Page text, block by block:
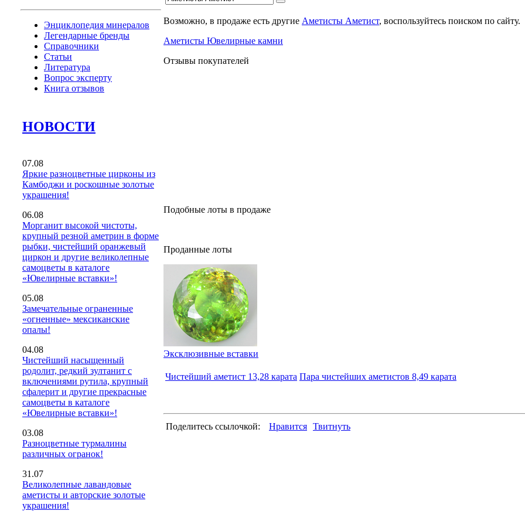
Энциклопедия минералов
Легендарные бренды
Справочники
Статьи
Литература
Вопрос эксперту
Книга отзывов
НОВОСТИ
07.08
Яркие разноцветные цирконы из
Камбоджи и роскошные золотые
украшения!
06.08
Морганит высокой чистоты,
крупный резной аметрин в форме
рыбки, чистейший оранжевый
циркон и другие великолепные
самоцветы в каталоге
«Ювелирные вставки»!
05.08
Замечательные ограненные
«огненные» мексиканские
опалы!
04.08
Чистейший насыщенный
родолит, редкий зултанит с
включениями рутила, крупный
сфалерит и другие прекрасные
самоцветы в каталоге
«Ювелирные вставки»!
03.08
Разноцветные турмалины
различных огранок!
31.07
Великолепные лавандовые
аметисты и авторские золотые
украшения!
Возможно, в продаже есть другие Аметисты Аметист, воспользуйтесь поиском по сайту.
Аметисты Ювелирные камни
Отзывы покупателей
Подобные лоты в продаже
Проданные лоты
Эксклюзивные вставки
Чистейший аметист 13,28 карата Пара чистейших аметистов 8,49 карата
Поделитесь ссылочкой: Нравится Твитнуть